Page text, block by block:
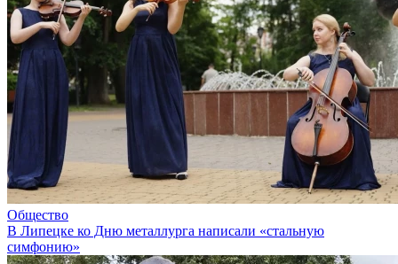
Общество
В Липецке ко Дню металлурга написали «стальную
симфонию»